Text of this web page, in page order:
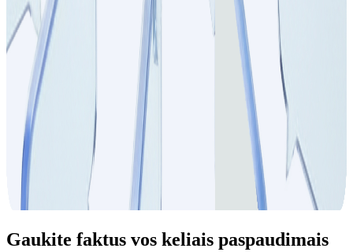
Gaukite faktus vos keliais paspaudimais